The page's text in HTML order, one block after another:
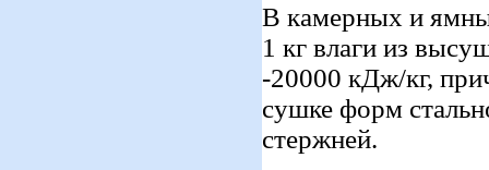
В камерных и
1 кг влаги из
-20000 кДж/кг,
сушке форм
стержней.